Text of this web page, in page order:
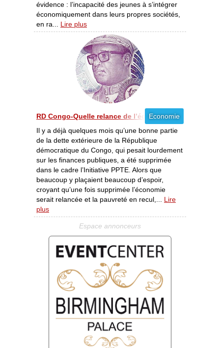
évidence : l’incapacité des jeunes à s’intégrer
économiquement dans leurs propres sociétés,
en ra... Lire plus
Economie
RD Congo-Quelle relance de l’économie ? [10/2011]
Il y a déjà quelques mois qu’une bonne partie
de la dette extérieure de la République
démocratique du Congo, qui pesait lourdement
sur les finances publiques, a été supprimée
dans le cadre l’Initiative PPTE. Alors que
beaucoup y plaçaient beaucoup d’espoir,
croyant qu’une fois supprimée l’économie
serait relancée et la pauvreté en recul,... Lire
plus
Espace annonceurs